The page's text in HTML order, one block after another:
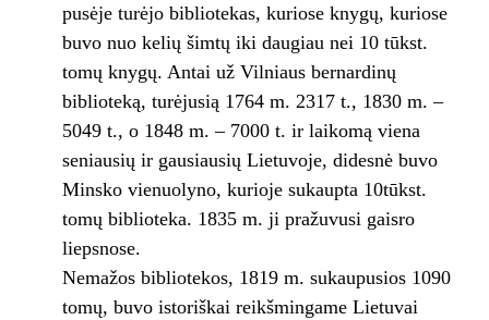
pusėje turėjo bibliotekas, kuriose knygų, kuriose
buvo nuo kelių šimtų iki daugiau nei 10 tūkst.
tomų knygų. Antai už Vilniaus bernardinų
biblioteką, turėjusią 1764 m. 2317 t., 1830 m. –
5049 t., o 1848 m. – 7000 t. ir laikomą viena
seniausių ir gausiausių Lietuvoje, didesnė buvo
Minsko vienuolyno, kurioje sukaupta 10tūkst.
tomų biblioteka. 1835 m. ji pražuvusi gaisro
liepsnose.
Nemažos bibliotekos, 1819 m. sukaupusios 1090
tomų, buvo istoriškai reikšmingame Lietuvai